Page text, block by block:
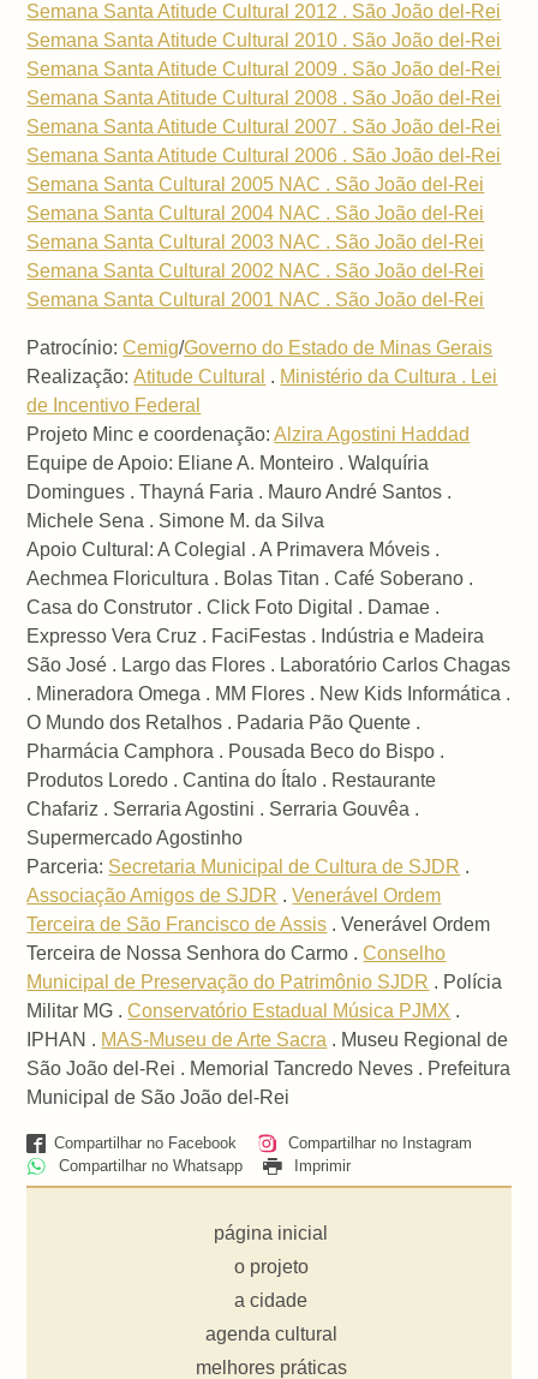
Semana Santa Atitude Cultural 2012 . São João del-Rei
Semana Santa Atitude Cultural 2010 . São João del-Rei
Semana Santa Atitude Cultural 2009 . São João del-Rei
Semana Santa Atitude Cultural 2008 . São João del-Rei
Semana Santa Atitude Cultural 2007 . São João del-Rei
Semana Santa Atitude Cultural 2006 . São João del-Rei
Semana Santa Cultural 2005 NAC . São João del-Rei
Semana Santa Cultural 2004 NAC . São João del-Rei
Semana Santa Cultural 2003 NAC . São João del-Rei
Semana Santa Cultural 2002 NAC . São João del-Rei
Semana Santa Cultural 2001 NAC . São João del-Rei
Patrocínio:Cemig/Governo do Estado de Minas Gerais
Realização:Atitude Cultural . Ministério da Cultura . Lei
de Incentivo Federal
Projeto Minc e coordenação:Alzira Agostini Haddad
Equipe de Apoio: Eliane A. Monteiro . Walquíria
Domingues . Thayná Faria . Mauro André Santos .
Michele Sena . Simone M. da Silva
Apoio Cultural: A Colegial . A Primavera Móveis .
Aechmea Floricultura . Bolas Titan . Café Soberano .
Casa do Construtor . Click Foto Digital . Damae .
Expresso Vera Cruz . FaciFestas . Indústria e Madeira
São José . Largo das Flores . Laboratório Carlos Chagas
. Mineradora Omega . MM Flores . New Kids Informática .
O Mundo dos Retalhos . Padaria Pão Quente .
Pharmácia Camphora . Pousada Beco do Bispo .
Produtos Loredo . Cantina do Ítalo . Restaurante
Chafariz . Serraria Agostini . Serraria Gouvêa .
Supermercado Agostinho
Parceria: Secretaria Municipal de Cultura de SJDR .
Associação Amigos de SJDR .Venerável Ordem
Terceira de São Francisco de Assis . Venerável Ordem
Terceira de Nossa Senhora do Carmo .Conselho
Municipal de Preservação do Patrimônio SJDR . Polícia
Militar MG .Conservatório Estadual Música PJMX .
IPHAN . MAS-Museu de Arte Sacra . Museu Regional de
São João del-Rei . Memorial Tancredo Neves . Prefeitura
Municipal de São João del-Rei
Compartilhar no Facebook
Compartilhar no Instagram
Compartilhar no Whatsapp
Imprimir
página inicial
o projeto
a cidade
agenda cultural
melhores práticas